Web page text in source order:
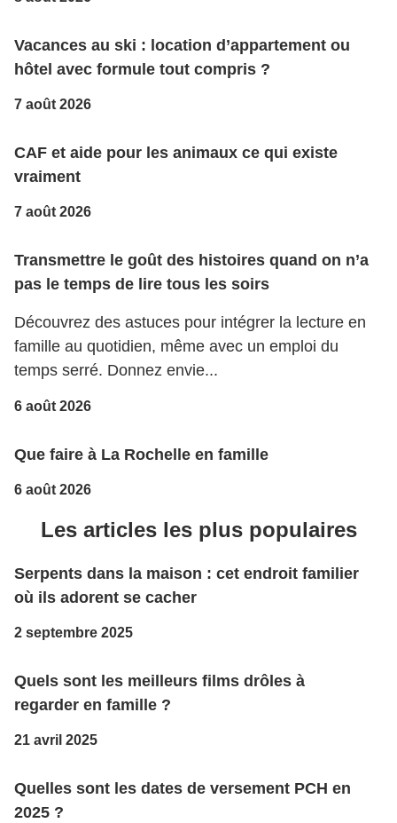
Vacances au ski : location d’appartement ou
hôtel avec formule tout compris ?
7 août 2026
CAF et aide pour les animaux ce qui existe
vraiment
7 août 2026
Transmettre le goût des histoires quand on n’a
pas le temps de lire tous les soirs
Découvrez des astuces pour intégrer la lecture en
famille au quotidien, même avec un emploi du
temps serré. Donnez envie...
6 août 2026
Que faire à La Rochelle en famille
6 août 2026
Les articles les plus populaires
Serpents dans la maison : cet endroit familier
où ils adorent se cacher
2 septembre 2025
Quels sont les meilleurs films drôles à
regarder en famille ?
21 avril 2025
Quelles sont les dates de versement PCH en
2025 ?